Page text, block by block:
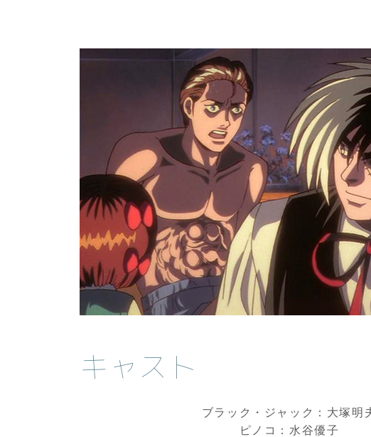
キャスト
ブラック・ジャック：大塚明
ピノコ：水谷優子